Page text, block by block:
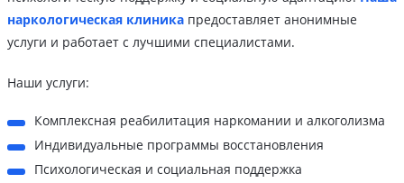
наркологическая клиника предоставляет анонимные
услуги и работает с лучшими специалистами.
Наши услуги:
Комплексная реабилитация наркомании и алкоголизма
Индивидуальные программы восстановления
Психологическая и социальная поддержка